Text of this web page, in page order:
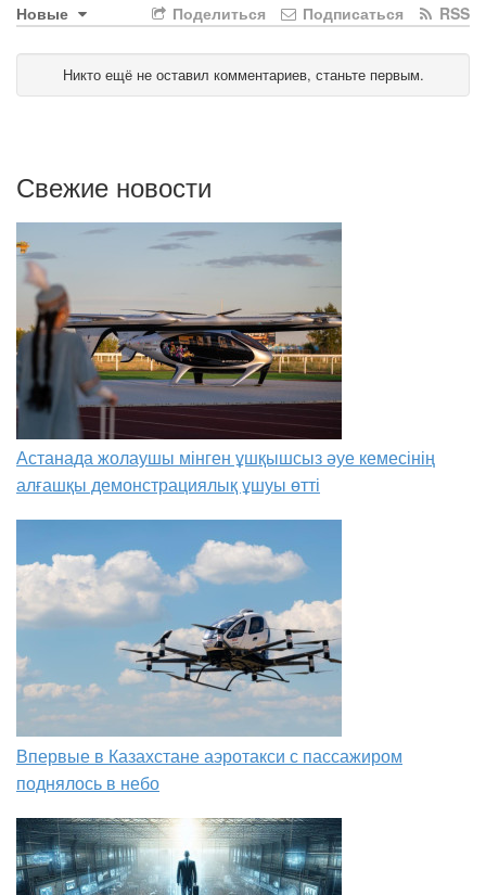
Новые RSS
Подписаться
Поделиться
Никто ещё не оставил комментариев, станьте первым.
Свежие новости
Астанада жолаушы мінген ұшқышсыз әуе кемесінің
алғашқы демонстрациялық ұшуы өтті
Впервые в Казахстане аэротакси с пассажиром
поднялось в небо